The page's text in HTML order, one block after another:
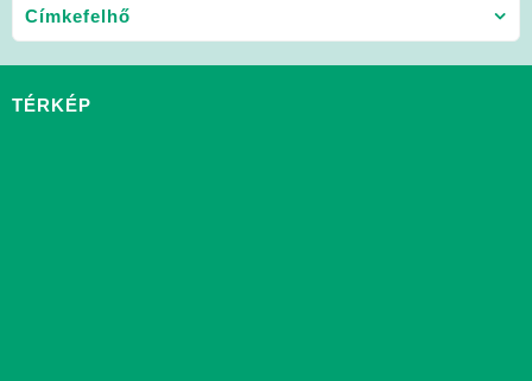
Címkefelhő
TÉRKÉP